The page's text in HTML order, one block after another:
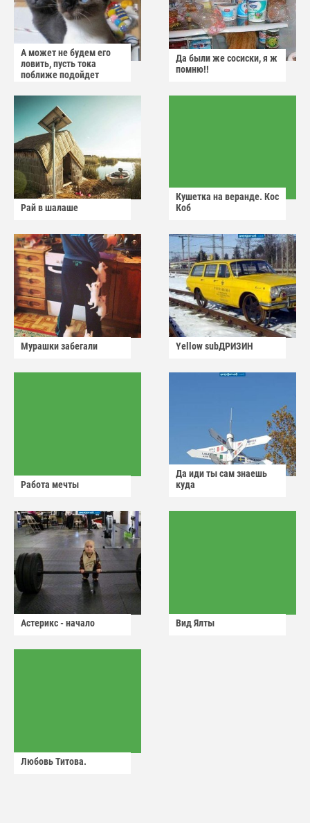
А может не будем его
ловить, пусть тока
поближе подойдет
Да были же сосиски, я ж
помню!!
Рай в шалаше
Кушетка на веранде. Кос
Коб
Мурашки забегали Yellow subДРИЗИН
Работа мечты
Да иди ты сам знаешь
куда
Астерикс - начало Вид Ялты
Любовь Титова.